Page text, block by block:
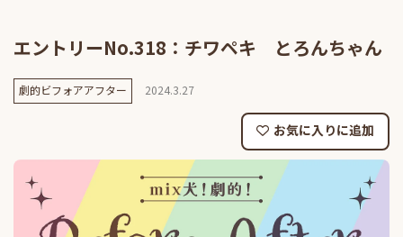
エントリーNo.318：チワペキ とろんちゃん
劇的ビフォアアフター 2024.3.27
お気に入りに追加